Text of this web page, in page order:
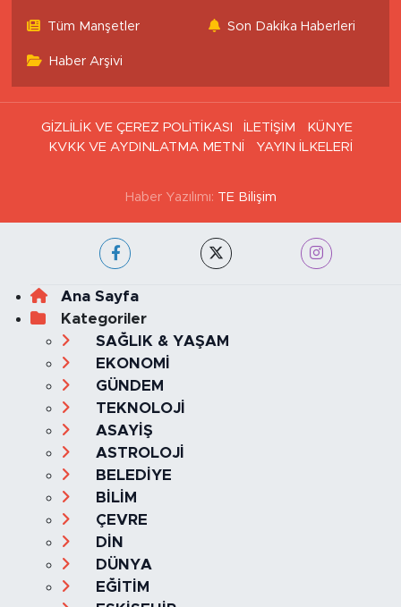
Tüm Manşetler Son Dakika Haberleri
Haber Arşivi
GİZLİLİK VE ÇEREZ POLİTİKASI İLETİŞİM
KÜNYE
KVKK VE AYDINLATMA METNİ
YAYIN İLKELERİ
Haber Yazılımı: TE Bilişim
Ana Sayfa
Kategoriler
SAĞLIK & YAŞAM
EKONOMİ
GÜNDEM
TEKNOLOJİ
ASAYİŞ
ASTROLOJİ
BELEDİYE
BİLİM
ÇEVRE
DİN
DÜNYA
EĞİTİM